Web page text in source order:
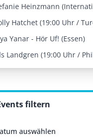
Heinzmann
Hatchet (19:00 Uhr /
Yanar - Hör Uf! (Essen)
Landgren (19:00 Uhr /
filtern
auswählen